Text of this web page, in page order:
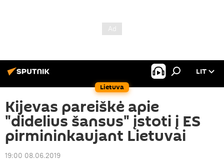
Lietuva
LIT
Kijevas pareiškė apie
"didelius šansus" įstoti į ES
pirmininkaujant Lietuvai
19:00 08.06.2019